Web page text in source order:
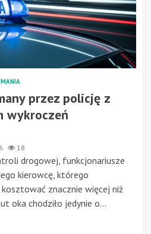
przez policję z
wykroczeń
18
drogowej, funkcjonariusze
kierowcę, którego
znacznie więcej niż
oka chodziło jedynie o...